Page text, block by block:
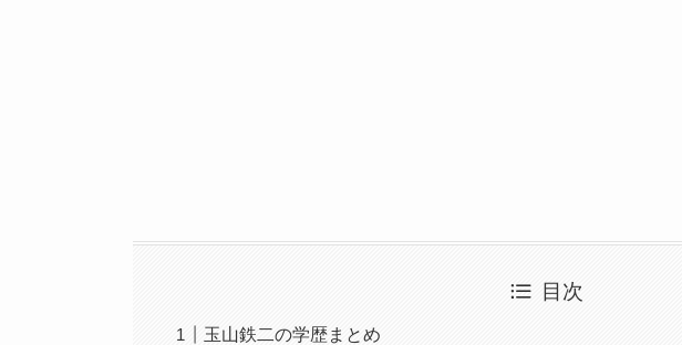
目次
玉山鉄二の学歴まとめ